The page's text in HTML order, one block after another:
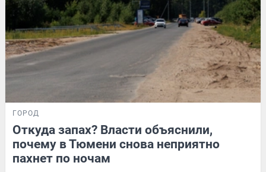
ГОРОД
Откуда запах? Власти объяснили,
почему в Тюмени снова неприятно
пахнет по ночам